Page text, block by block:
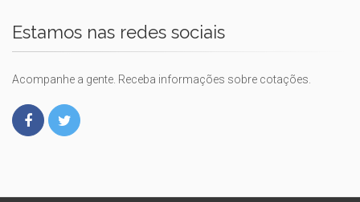
Estamos nas redes sociais
Acompanhe a gente. Receba informações sobre cotações.